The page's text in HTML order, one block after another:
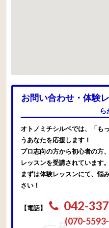
お問い合わせ・体験
ら
オトノミチシルベでは、「も
うあなたを応援します！
プロ志向の方から初心者の方
レッスンを受講されています。
まずは体験レッスンにて、悩
さい！
【電話】 042-
(070-